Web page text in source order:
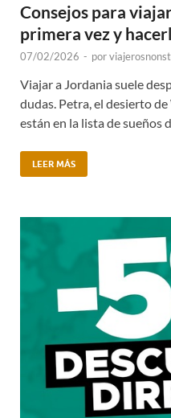
Consejos para
primera vez y
07/02/2026 - por
Viajar a Jordania suele
dudas. Petra, el desierto
están en la lista de sueños
LEER MÁS